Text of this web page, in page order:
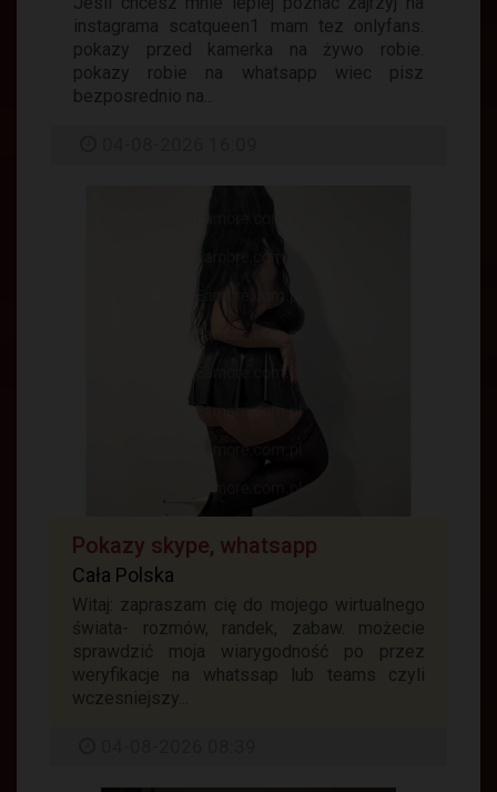
instagrama scatqueen1 mam tez onlyfans.
pokazy przed kamerka na żywo robie.
pokazy robie na whatsapp wiec pisz
bezposrednio na...
Pokazy skype, whatsapp
Cała Polska
Witaj: zapraszam cię do mojego wirtualnego
świata- rozmów, randek, zabaw. możecie
sprawdzić moja wiarygodność po przez
weryfikacje na whatssap lub teams czyli
wczesniejszy...